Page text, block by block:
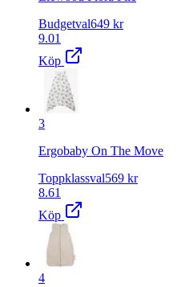
Budgetval649 kr
9.01
Köp
3
Ergobaby On The Move
Toppklassval569 kr
8.61
Köp
4